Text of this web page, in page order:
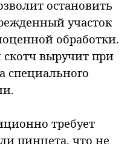
остановить
участок
обработки.
выручит при
специального
требует
пинцета, что не